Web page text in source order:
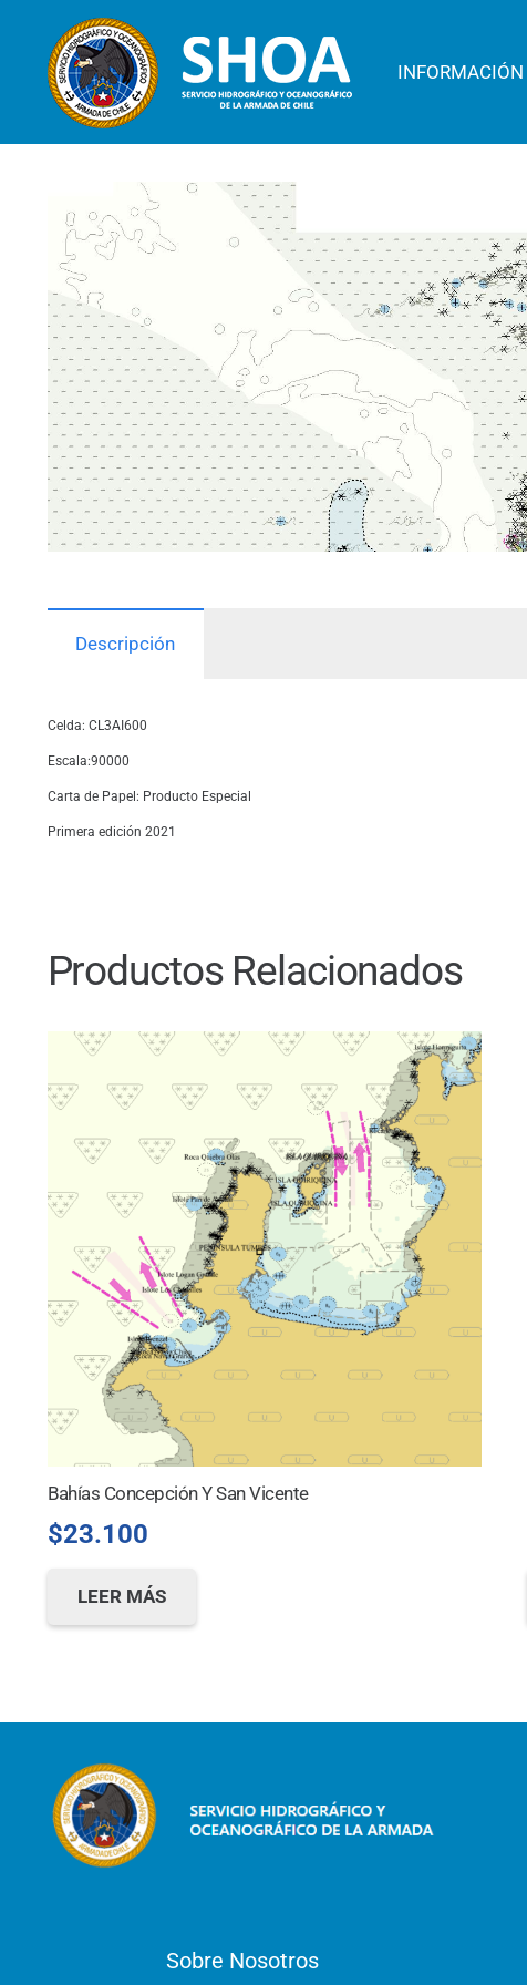
INFORMACIÓN
Descripción
Celda: CL3AI600
Escala:90000
Carta de Papel: Producto Especial
Primera edición 2021
Productos Relacionados
Bahías Concepción Y San Vicente
$23.100
LEER MÁS
Sobre Nosotros